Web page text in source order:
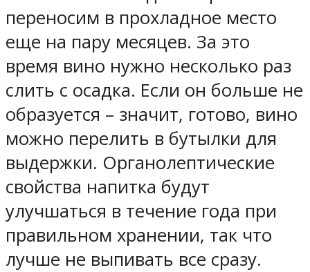
переносим в прохладное место
еще на пару месяцев. За это
время вино нужно несколько раз
слить с осадка. Если он больше не
образуется – значит, готово, вино
можно перелить в бутылки для
выдержки. Органолептические
свойства напитка будут
улучшаться в течение года при
правильном хранении, так что
лучше не выпивать все сразу.